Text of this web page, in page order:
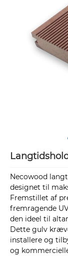
Necowood
designet til
Fremstillet af
fremragende
den ideel til
Dette gulv
installere og
og